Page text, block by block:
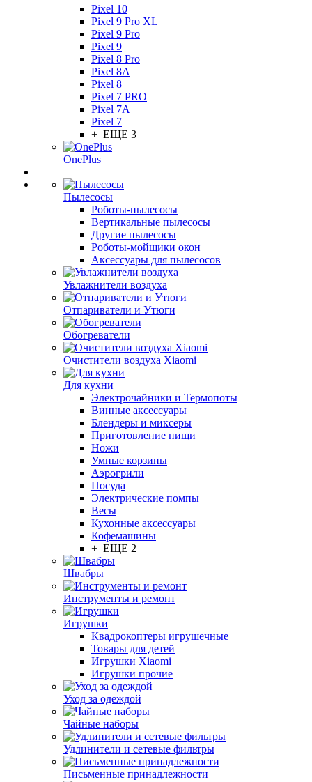
Pixel 10
Pixel 9 Pro XL
Pixel 9 Pro
Pixel 9
Pixel 8 Pro
Pixel 8A
Pixel 8
Pixel 7 PRO
Pixel 7A
Pixel 7
+ ЕЩЕ 3
OnePlus
Пылесосы
Роботы-пылесосы
Вертикальные пылесосы
Другие пылесосы
Роботы-мойщики окон
Аксессуары для пылесосов
Увлажнители воздуха
Отпариватели и Утюги
Обогреватели
Очистители воздуха Xiaomi
Для кухни
Электрочайники и Термопоты
Винные аксессуары
Блендеры и миксеры
Приготовление пищи
Ножи
Умные корзины
Аэрогрили
Посуда
Электрические помпы
Весы
Кухонные аксессуары
Кофемашины
+ ЕЩЕ 2
Швабры
Инструменты и ремонт
Игрушки
Квадрокоптеры игрушечные
Товары для детей
Игрушки Xiaomi
Игрушки прочие
Уход за одеждой
Чайные наборы
Удлинители и сетевые фильтры
Письменные принадлежности